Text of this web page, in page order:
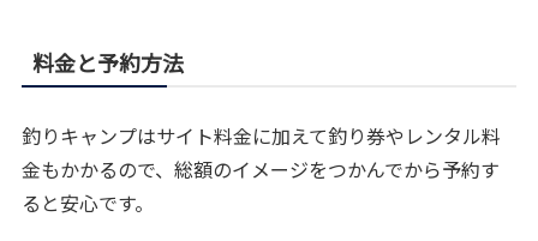
料金と予約方法
釣りキャンプはサイト料金に加えて釣り券やレンタル料
金もかかるので、総額のイメージをつかんでから予約す
ると安心です。